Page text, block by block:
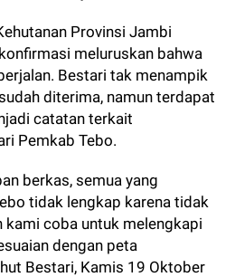
Provinsi Jambi
meluruskan bahwa
Bestari tak menampik
diterima, namun terdapat
catatan terkait
Pemkab Tebo.
berkas, semua yang
tidak lengkap karena tidak
kami coba untuk melengkapi
dengan peta
Bestari, Kamis 19 Oktober